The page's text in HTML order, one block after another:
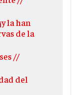
la han
de la
//
del